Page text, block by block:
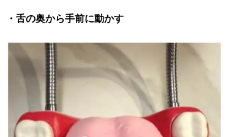
・舌の奥から手前に動かす